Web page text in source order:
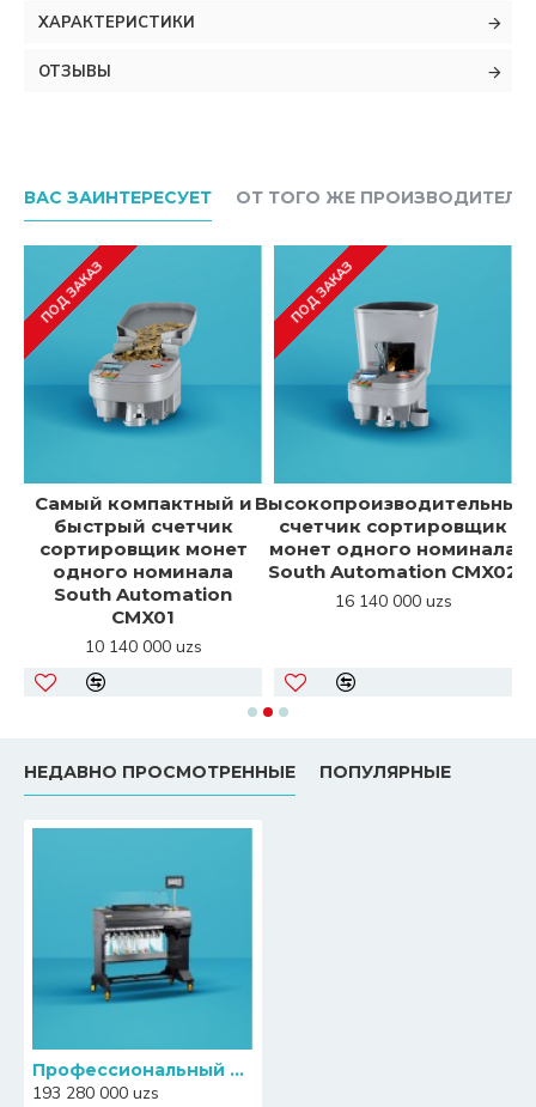
ХАРАКТЕРИСТИКИ
ОТЗЫВЫ
ВАС ЗАИНТЕРЕСУЕТ ОТ ТОГО ЖЕ ПРОИЗВОДИТЕЛЯ
ПОД ЗАКАЗ
Самый компактный и
быстрый счетчик
сортировщик монет
одного номинала
South Automation
CMX01
10 140 000 uzs
ПОД ЗАКАЗ
Высокопроизводительный
счетчик сортировщик
монет одного номинала
South Automation CMX02
16 140 000 uzs
НЕДАВНО ПРОСМОТРЕННЫЕ ПОПУЛЯРНЫЕ
Профессиональный банковский десятикарманный (9+1) сортировщик монет South Automation EvoSort H9
193 280 000 uzs